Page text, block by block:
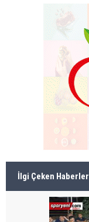
İlgi Çeken Haberler